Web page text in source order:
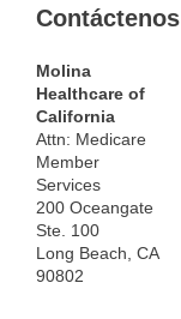
Contáctenos
Molina
Healthcare of
California
Attn: Medicare
Member
Services
200 Oceangate
Ste. 100
Long Beach, CA
90802